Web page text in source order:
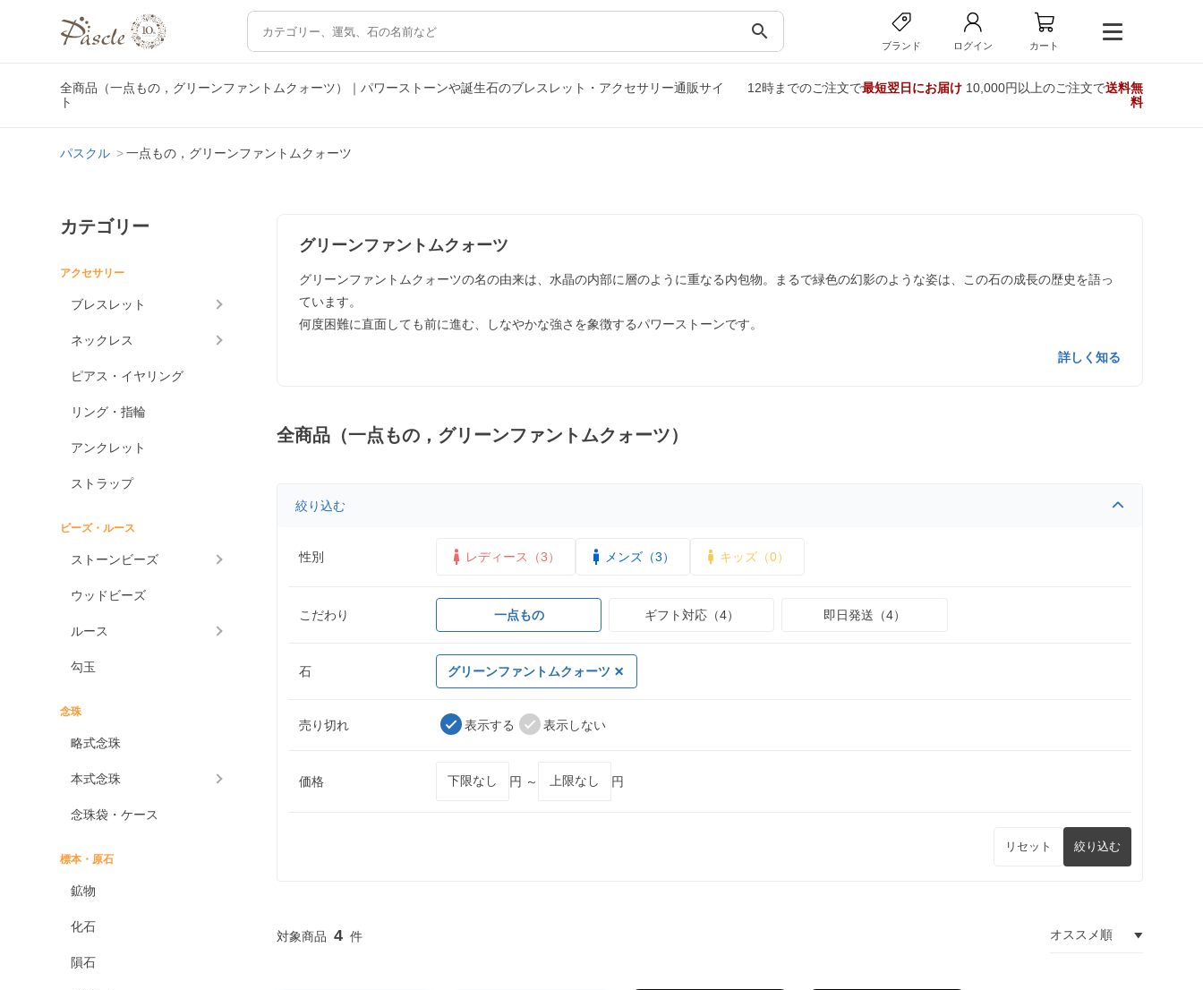
search
ブランド ログイン カート
全商品（一点もの，グリーンファントムクォーツ）｜パワーストーンや誕生石のブレスレット・アクセサリー通販サイ
ト
12時までのご注文で最短翌日にお届け10,000円以上のご注文で送料無
料
パスクル 一点もの，グリーンファントムクォーツ
カテゴリー
アクセサリー
ブレスレット
ネックレス
ピアス・イヤリング
リング・指輪
アンクレット
ストラップ
ビーズ・ルース
ストーンビーズ
ウッドビーズ
ルース
勾玉
念珠
略式念珠
本式念珠
念珠袋・ケース
標本・原石
鉱物
化石
隕石
グリーンファントムクォーツ
グリーンファントムクォーツの名の由来は、水晶の内部に層のように重なる内包物。まるで緑色の幻影のような姿は、この石の成長の歴史を語っ
ています。
何度困難に直面しても前に進む、しなやかな強さを象徴するパワーストーンです。
詳しく知る
全商品（一点もの，グリーンファントムクォーツ）
絞り込む
性別 レディース（3） メンズ（3） キッズ（0）
こだわり 一点もの ギフト対応（4） 即日発送（4）
石 グリーンファントムクォーツ
売り切れ 表示する 表示しない
価格 円 ～ 円
リセット 絞り込む
4